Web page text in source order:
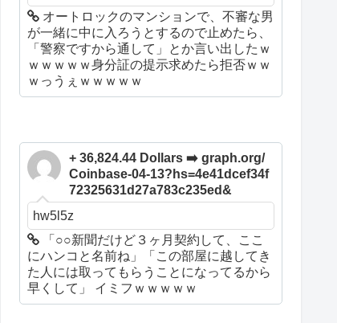
オートロックのマンションで、不審な男
が一緒に中に入ろうとするので止めたら、
「警察ですから通して」とか言い出したｗ
ｗｗｗｗｗ身分証の提示求めたら拒否ｗｗ
ｗっうぇｗｗｗｗｗ
+ 36,824.44 Dollars ➡️ graph.org/
Coinbase-04-13?hs=4e41dcef34f
72325631d27a783c235ed&
hw5l5z
「○○新聞だけど３ヶ月契約して、ここ
にハンコと名前ね」「この部屋に越してき
た人には取ってもらうことになってるから
早くして」 イミフｗｗｗｗｗ